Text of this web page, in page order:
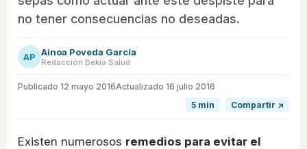
no tener consecuencias no deseadas.
AP Ainoa Poveda García
Redacción Bekia Salud
Publicado 12 mayo 2016Actualizado 16 julio 2016
5 min
Compartir ↗
Existen numerosos remedios para evitar el